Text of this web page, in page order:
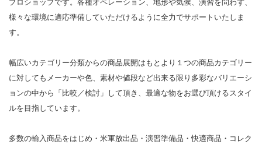
プロショップです。各種オペレーション、地形や気候、演習を問わず、
様々な環境に適応準備していただけるように全力でサポートいたしま
す。
幅広いカテゴリー分類からの商品展開はもとより１つの商品カテゴリー
に対してもメーカーや色、素材や値段など出来る限り多彩なバリエーシ
ョンの中から「比較／検討」して頂き、最適な物をお選び頂けるスタイ
ルを目指しています。
多数の輸入商品をはじめ・米軍放出品・演習準備品・快適商品・コレク